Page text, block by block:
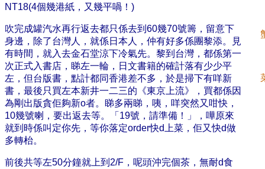
NT18(4個幾港紙，又幾平喎！)
吹完成罐汽水再行返去都只係去到60幾70號籌，留意下
身邊，除了台灣人，就係日本人，仲有好多係團黎添。見
有時間，就入去金石堂涼下冷氣先。黎到台灣，都係第一
次正式入書店，睇左一輪，日文書籍的確計落有少少平
左，但台版書，點計都同香港差不多，於是掃下有咩新
書，最後只買左本新井一二三的《東京上流》，買都係因
為剛出版貪佢夠新o者。睇多兩睇，咦，咩突然又咁快，
10幾號喇，要出返去等。「19號，請準備！」，嘩原來
就到時係叫定你先，等你落定order快d上菜，佢又快d做
多轉枱。
前後共等左50分鐘就上到2/F，呢頭沖完個茶，無耐d食